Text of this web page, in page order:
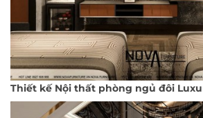
Thiết kế Nội thất phòng ngủ đôi